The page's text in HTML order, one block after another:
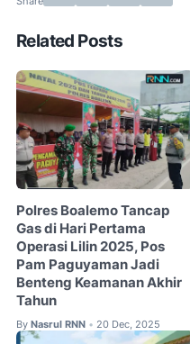
Related Posts
Polres Boalemo Tancap
Gas di Hari Pertama
Operasi Lilin 2025, Pos
Pam Paguyaman Jadi
Benteng Keamanan Akhir
Tahun
By Nasrul RNN • 20 Dec, 2025